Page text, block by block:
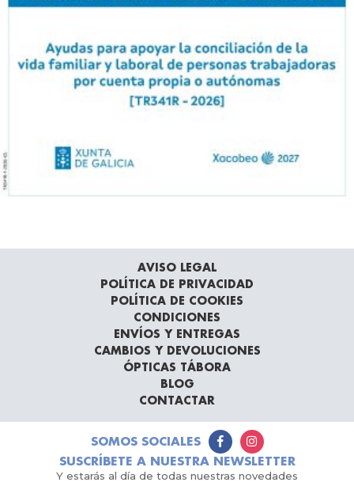
AVISO LEGAL
POLÍTICA DE PRIVACIDAD
POLÍTICA DE COOKIES
CONDICIONES
ENVÍOS Y ENTREGAS
CAMBIOS Y DEVOLUCIONES
ÓPTICAS TÁBORA
BLOG
CONTACTAR
SOMOS SOCIALES
SUSCRÍBETE A NUESTRA NEWSLETTER
Y estarás al día de todas nuestras novedades